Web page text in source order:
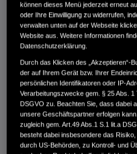
MWST. NICHT AUSWEISBAR
3.900 €
Außenfarbe
Kilometerstand
Kraftstoffart
Getriebe
Türen
Leistung
Hubraum
Erstzulassung
können dieses Menü jederzeit erneut
oder Ihre Einwilligung zu widerrufen,
verwalten unten auf der Webseite
Website aus. Weitere Informationen
Datenschutzerklärung.
Durch das Klicken des „Akzeptieren“-
der auf Ihrem Gerät bzw. Ihrer
persönlichen Identifikatoren oder IP-
Verarbeitungszwecke gem. § 25 Abs.
DSGVO zu. Beachten Sie, dass dabei
unsere Geschäftspartner erfolgen
zugleich gem. Art.49 Abs.1 S.1 lit.a
besteht dabei insbesondere das
durch US-Behörden, zu Kontroll- und